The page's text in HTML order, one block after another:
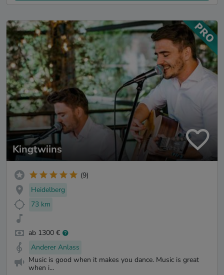
Kingtwiins
(9)
Heidelberg
73 km
ab 1300 €
Anderer Anlass
Music is good when it makes you dance. Music is great
when i...